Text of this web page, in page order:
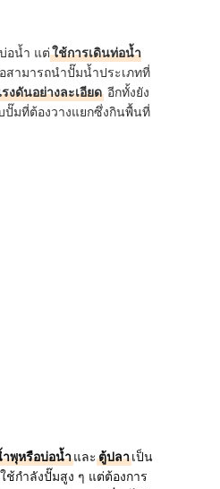
อน้ำ แต่ใช้การเดินท่อน้ำ
ามารถนำปั๊มน้ำประเภทที่
งดันอย่างละเอียด อีกทั้งยัง
ปั๊มที่ต้องวางแยกซึ่งกินพื้นที่
พุหรือบ่อน้ำและตู้ปลาเป็น
กำลังปั๊มสูง ๆ แต่ต้องการ